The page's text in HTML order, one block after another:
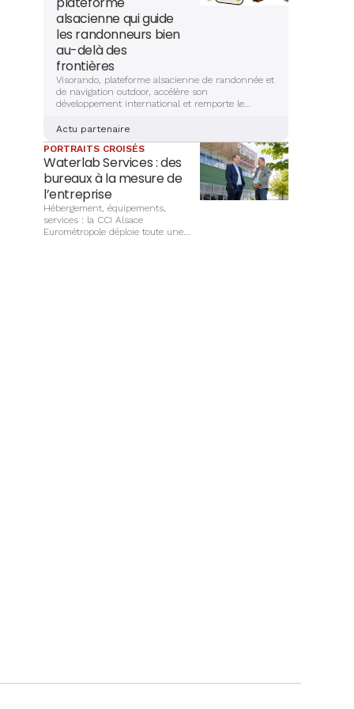
alsacienne qui guide
les randonneurs bien
au-delà des
frontières
Visorando, plateforme alsacienne de randonnée et
de navigation outdoor, accélère son
développement international et remporte le
public ».
Actu partenaire
PORTRAITS CROISÉS
Waterlab Services : des
bureaux à la mesure de
l’entreprise
Hébergement, équipements,
services : la CCI Alsace
Eurométropole déploie toute une